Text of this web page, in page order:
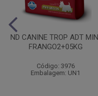
ND CANINE TROP ADT MINI
FRANGO2+05KG
Código: 3976
Embalagem: UN1